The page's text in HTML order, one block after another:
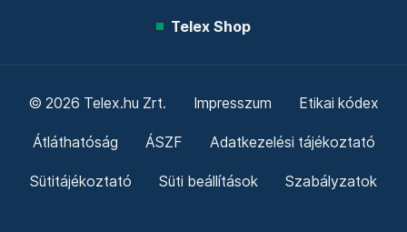
Telex Shop
© 2026 Telex.hu Zrt. Impresszum Etikai kódex
Átláthatóság ÁSZF Adatkezelési tájékoztató
Sütitájékoztató Süti beállítások Szabályzatok